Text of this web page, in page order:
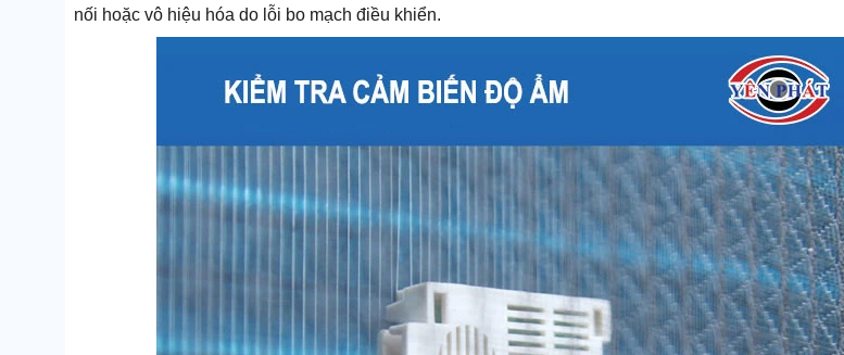
nối hoặc vô hiệu hóa do lỗi bo mạch điều khiển.